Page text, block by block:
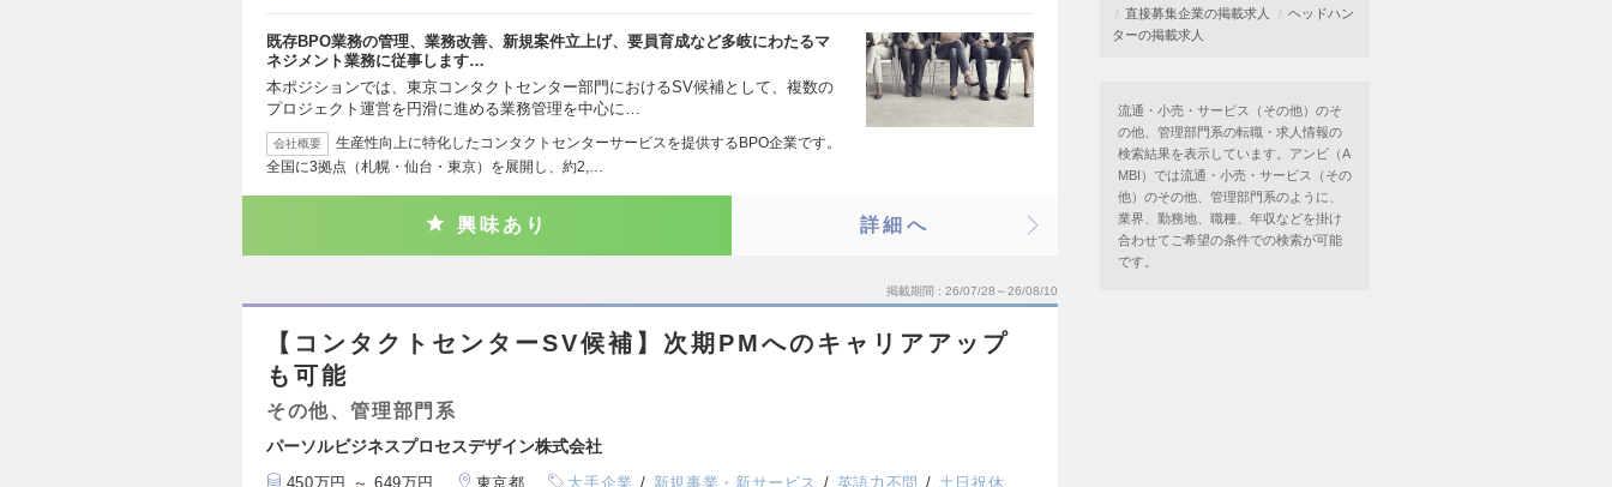
既存BPO業務の管理、業務改善、新規案件立上げ、要員育成など多岐にわたるマ
ネジメント業務に従事します…
本ポジションでは、東京コンタクトセンター部門におけるSV候補として、複数の
プロジェクト運営を円滑に進める業務管理を中心に…
会社概要
生産性向上に特化したコンタクトセンターサービスを提供するBPO企業です。
全国に3拠点（札幌・仙台・東京）を展開し、約2,…
興味あり 詳細へ
掲載期間 26/07/28～26/08/10
【コンタクトセンターSV候補】次期PMへのキャリアアップ
も可能
その他、管理部門系
パーソルビジネスプロセスデザイン株式会社
450万円 ～ 649万円 東京都 大手企業 新規事業・新サービス 英語力不問
土日祝休
直接募集企業の掲載求人
ヘッドハン
ターの掲載求人
流通・小売・サービス（その他）のそ
の他、管理部門系の転職・求人情報の
検索結果を表示しています。アンビ（A
MBI）では流通・小売・サービス（その
他）のその他、管理部門系のように、
業界、勤務地、職種、年収などを掛け
合わせてご希望の条件での検索が可能
です。